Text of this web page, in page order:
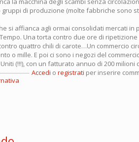
di produzione (molte fabbriche sono
si affianca agli ormai consolidati mercati in
Una torta contro due ore di
quattro chili di carote…Un commercio
o mille. E poi ci sono i negozi del
(!!!), con un fatturato annuo di 200 milioni
Accedi o registrati per inserire